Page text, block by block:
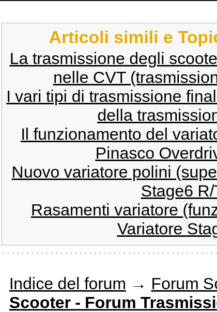
Articoli simili e
La trasmissione degli
nelle CVT
I vari tipi di trasmissione
della
Il funzionamento del
Pinasco
Nuovo variatore polini
Stage6
Rasamenti variatore
Variatore
Indice del forum → Forum
Scooter - Forum